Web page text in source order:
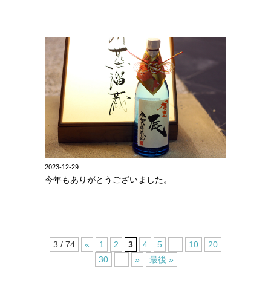
2023-12-29
今年もありがとうございました。
3 / 74 « 1 2 3 4 5 10
20
30
» 最後 »